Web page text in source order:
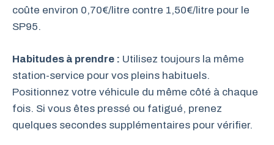
coûte environ 0,70€/litre contre 1,50€/litre pour le
SP95.
Habitudes à prendre : Utilisez toujours la même
station-service pour vos pleins habituels.
Positionnez votre véhicule du même côté à chaque
fois. Si vous êtes pressé ou fatigué, prenez
quelques secondes supplémentaires pour vérifier.